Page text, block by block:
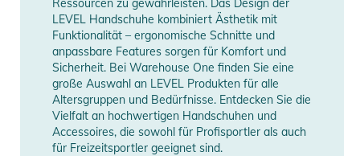
finden Sie direkt am Produkt.
Ressourcen zu gewährleisten. Das Design der
LEVEL Handschuhe kombiniert Ästhetik mit
Funktionalität – ergonomische Schnitte und
anpassbare Features sorgen für Komfort und
Sicherheit. Bei Warehouse One finden Sie eine
große Auswahl an LEVEL Produkten für alle
Altersgruppen und Bedürfnisse. Entdecken Sie die
Vielfalt an hochwertigen Handschuhen und
Accessoires, die sowohl für Profisportler als auch
für Freizeitsportler geeignet sind.